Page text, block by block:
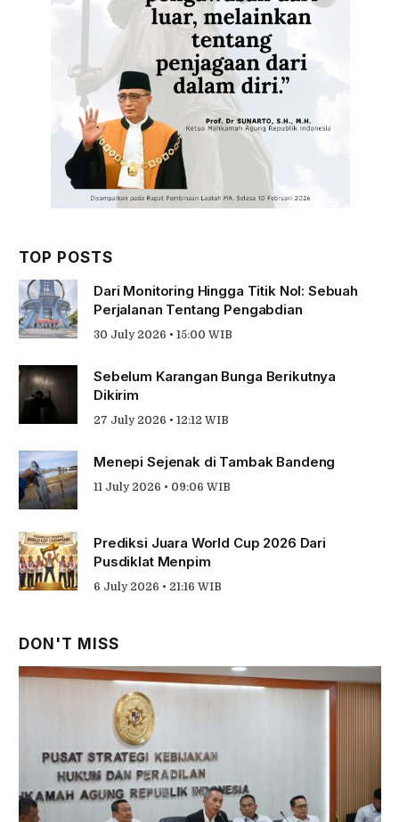
TOP POSTS
Dari Monitoring Hingga Titik Nol: Sebuah
Perjalanan Tentang Pengabdian
30 July 2026 • 15:00 WIB
Sebelum Karangan Bunga Berikutnya
Dikirim
27 July 2026 • 12:12 WIB
Menepi Sejenak di Tambak Bandeng
11 July 2026 • 09:06 WIB
Prediksi Juara World Cup 2026 Dari
Pusdiklat Menpim
6 July 2026 • 21:16 WIB
DON'T MISS